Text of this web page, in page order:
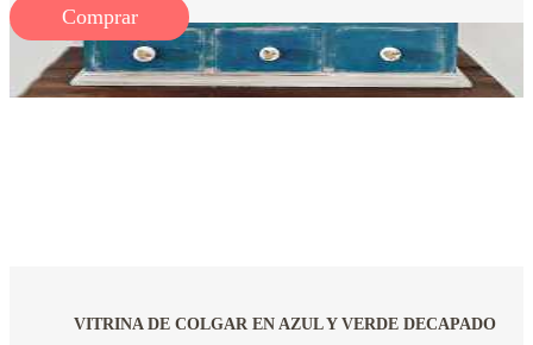
Comprar
VITRINA DE COLGAR EN AZUL Y VERDE DECAPADO